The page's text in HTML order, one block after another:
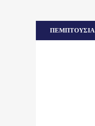
ΠΕΜΠΤΟΥΣΙΑ